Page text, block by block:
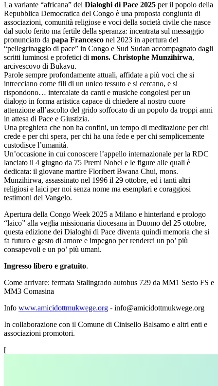
La variante “africana” dei Dialoghi di Pace 2025 per il popolo della
Repubblica Democratica del Congo è una proposta congiunta di
associazioni, comunità religiose e voci della società civile che nasce
dal suolo ferito ma fertile della speranza: incentrata sul messaggio
pronunciato da papa Francesco nel 2023 in apertura del
“pellegrinaggio di pace” in Congo e Sud Sudan accompagnato dagli
scritti luminosi e profetici di mons. Christophe Munzihirwa,
arcivescovo di Bukavu.
Parole sempre profondamente attuali, affidate a più voci che si
intrecciano come fili di un unico tessuto e si cercano, e si
rispondono… intercalate da canti e musiche congolesi per un
dialogo in forma artistica capace di chiedere al nostro cuore
attenzione all’ascolto del grido soffocato di un popolo da troppi anni
in attesa di Pace e Giustizia.
Una preghiera che non ha confini, un tempo di meditazione per chi
crede e per chi spera, per chi ha una fede e per chi semplicemente
custodisce l’umanità.
Un’occasione in cui conoscere l’appello internazionale per la RDC
lanciato il 4 giugno da 75 Premi Nobel e le figure alle quali è
dedicata: il giovane martire Floribert Bwana Chui, mons.
Munzihirwa, assassinato nel 1996 il 29 ottobre, ed i tanti altri
religiosi e laici per noi senza nome ma esemplari e coraggiosi
testimoni del Vangelo.
Apertura della Congo Week 2025 a Milano e hinterland e prologo
“laico” alla veglia missionaria diocesana in Duomo del 25 ottobre,
questa edizione dei Dialoghi di Pace diventa quindi memoria che si
fa futuro e gesto di amore e impegno per renderci un po’ più
consapevoli e un po’ più umani.
Ingresso libero e gratuito.
Come arrivare: fermata Stalingrado autobus 729 da MM1 Sesto FS e
MM3 Comasina
Info www.amicidottmukwege.org - info@amicidottmukwege.org
In collaborazione con il Comune di Cinisello Balsamo e altri enti e
associazioni promotori.
[